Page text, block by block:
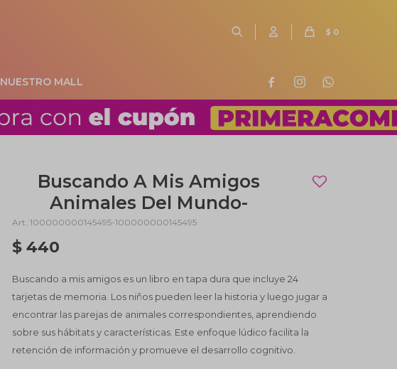
NUESTRO MALL
$ 0
  
Buscando A Mis Amigos
Animales Del Mundo-
100000000145495-100000000145495
$ 440
Buscando a mis amigos es un libro en tapa dura que incluye 24
tarjetas de memoria. Los niños pueden leer la historia y luego jugar a
encontrar las parejas de animales correspondientes, aprendiendo
sobre sus hábitats y características. Este enfoque lúdico facilita la
retención de información y promueve el desarrollo cognitivo.